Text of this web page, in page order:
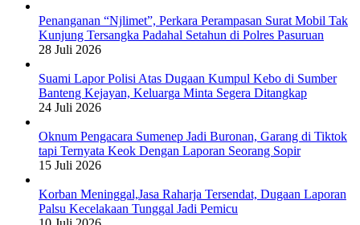
Penanganan “Njlimet”, Perkara Perampasan Surat Mobil Tak
Kunjung Tersangka Padahal Setahun di Polres Pasuruan
28 Juli 2026
Suami Lapor Polisi Atas Dugaan Kumpul Kebo di Sumber
Banteng Kejayan, Keluarga Minta Segera Ditangkap
24 Juli 2026
Oknum Pengacara Sumenep Jadi Buronan, Garang di Tiktok
tapi Ternyata Keok Dengan Laporan Seorang Sopir
15 Juli 2026
Korban Meninggal,Jasa Raharja Tersendat, Dugaan Laporan
Palsu Kecelakaan Tunggal Jadi Pemicu